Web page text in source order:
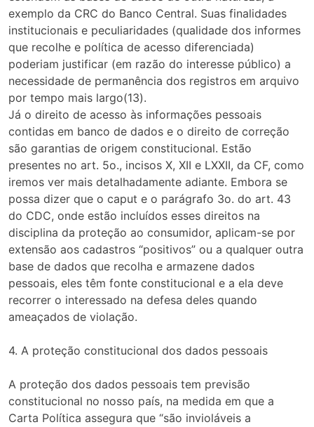
exemplo da CRC do Banco Central. Suas finalidades
institucionais e peculiaridades (qualidade dos informes
que recolhe e política de acesso diferenciada)
poderiam justificar (em razão do interesse público) a
necessidade de permanência dos registros em arquivo
por tempo mais largo(13).
Já o direito de acesso às informações pessoais
contidas em banco de dados e o direito de correção
são garantias de origem constitucional. Estão
presentes no art. 5o., incisos X, XII e LXXII, da CF, como
iremos ver mais detalhadamente adiante. Embora se
possa dizer que o caput e o parágrafo 3o. do art. 43
do CDC, onde estão incluídos esses direitos na
disciplina da proteção ao consumidor, aplicam-se por
extensão aos cadastros “positivos” ou a qualquer outra
base de dados que recolha e armazene dados
pessoais, eles têm fonte constitucional e a ela deve
recorrer o interessado na defesa deles quando
ameaçados de violação.
4. A proteção constitucional dos dados pessoais
A proteção dos dados pessoais tem previsão
constitucional no nosso país, na medida em que a
Carta Política assegura que “são invioláveis a